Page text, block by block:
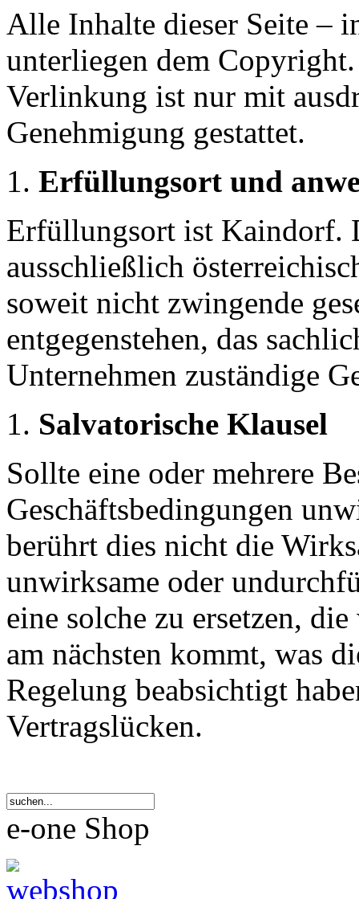
Alle Inhalte dieser Seite –
unterliegen dem
Verlinkung ist nur mit
Genehmigung gestattet.
Erfüllungsort und
Erfüllungsort ist Kaindorf.
ausschließlich
soweit nicht zwingende
entgegenstehen, das
Unternehmen zuständige
Salvatorische Klausel
Sollte eine oder mehrere
Geschäftsbedingungen
berührt dies nicht die
unwirksame oder
eine solche zu ersetzen,
am nächsten kommt, was
Regelung beabsichtigt
Vertragslücken.
e-one Shop